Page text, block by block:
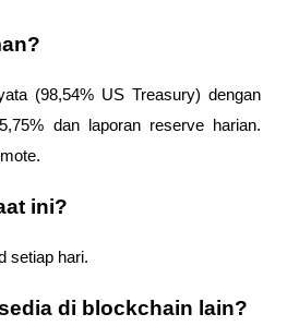
(98,54% US Treasury) dengan
dan laporan reserve harian.
ini?
setiap hari.
di blockchain lain?